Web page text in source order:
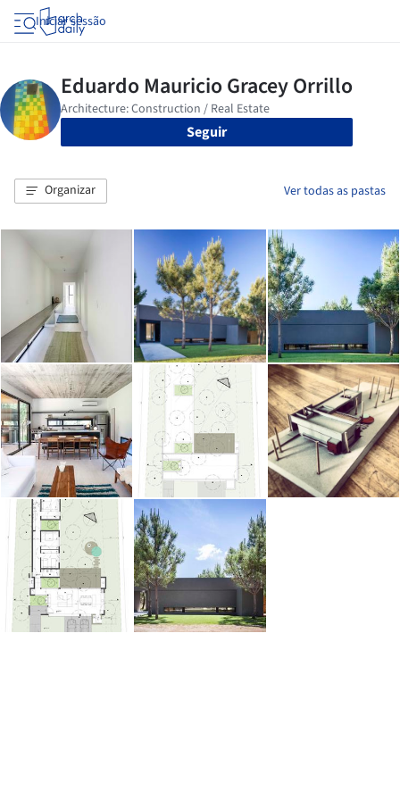
Iniciar sessão
Seguir
Organizar Ver todas as pastas